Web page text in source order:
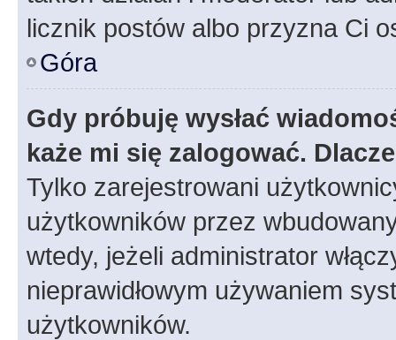
licznik postów albo przyzna Ci
Góra
Gdy próbuję wysłać
każe mi się zalogować.
Tylko zarejestrowani
użytkowników przez
wtedy, jeżeli administrator
nieprawidłowym używaniem
użytkowników.